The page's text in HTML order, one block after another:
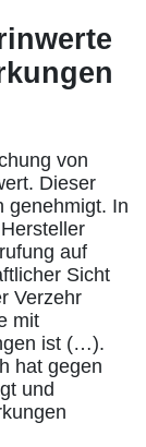
von
Dieser
genehmigt. In
auf
Sicht
Verzehr
mit
ist (…).
hat gegen
und